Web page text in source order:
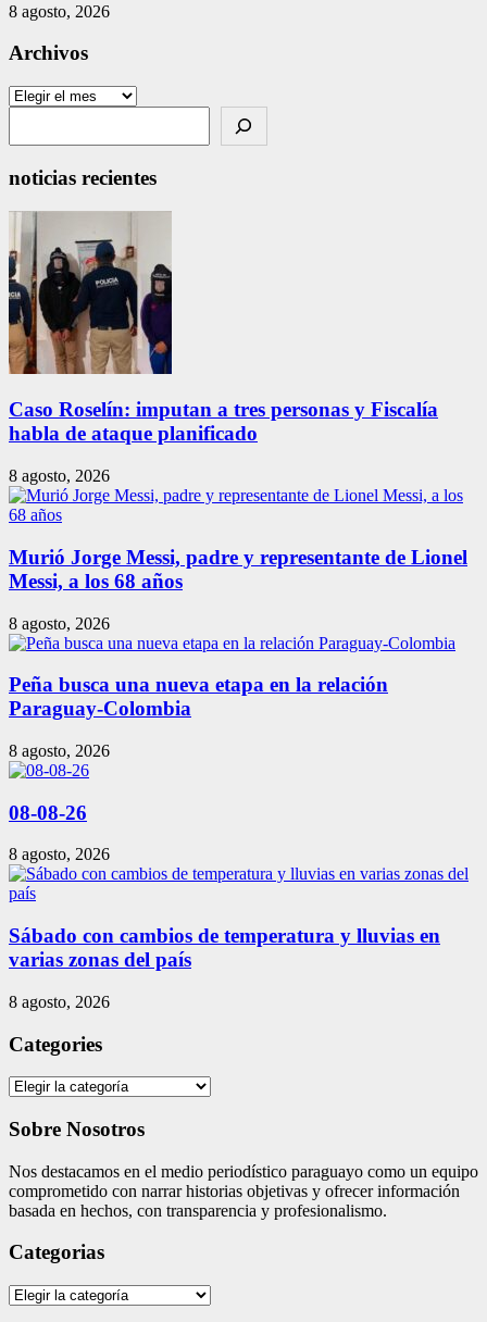
8 agosto, 2026
Archivos
Archivos
noticias recientes
Caso Roselín: imputan a tres personas y Fiscalía
habla de ataque planificado
8 agosto, 2026
Murió Jorge Messi, padre y representante de Lionel
Messi, a los 68 años
8 agosto, 2026
Peña busca una nueva etapa en la relación
Paraguay-Colombia
8 agosto, 2026
08-08-26
8 agosto, 2026
Sábado con cambios de temperatura y lluvias en
varias zonas del país
8 agosto, 2026
Categories
Categories
Sobre Nosotros
Nos destacamos en el medio periodístico paraguayo como un equipo
comprometido con narrar historias objetivas y ofrecer información
basada en hechos, con transparencia y profesionalismo.
Categorias
Categorias